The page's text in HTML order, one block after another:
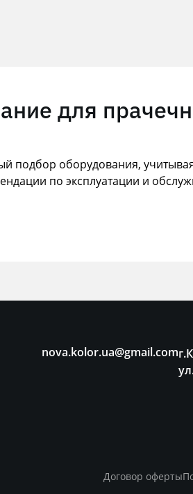
для
подбор оборудования,
по эксплуатации и
nova.kolor.ua@gmail.com
Договор оферты